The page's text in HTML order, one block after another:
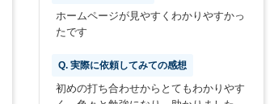
ホームページが見やすくわかりやすかっ
たです
Q. 実際に依頼してみての感想
初めの打ち合わせからとてもわかりやす